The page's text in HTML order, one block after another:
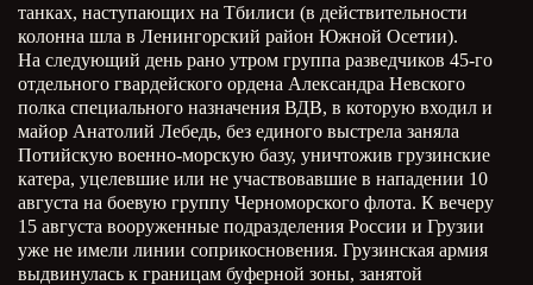
танках, наступающих на Тбилиси (в действительности
колонна шла в Ленингорский район Южной Осетии).
На следующий день рано утром группа разведчиков 45-го
отдельного гвардейского ордена Александра Невского
полка специального назначения ВДВ, в которую входил и
майор Анатолий Лебедь, без единого выстрела заняла
Потийскую военно-морскую базу, уничтожив грузинские
катера, уцелевшие или не участвовавшие в нападении 10
августа на боевую группу Черноморского флота. К вечеру
15 августа вооруженные подразделения России и Грузии
уже не имели линии соприкосновения. Грузинская армия
выдвинулась к границам буферной зоны, занятой